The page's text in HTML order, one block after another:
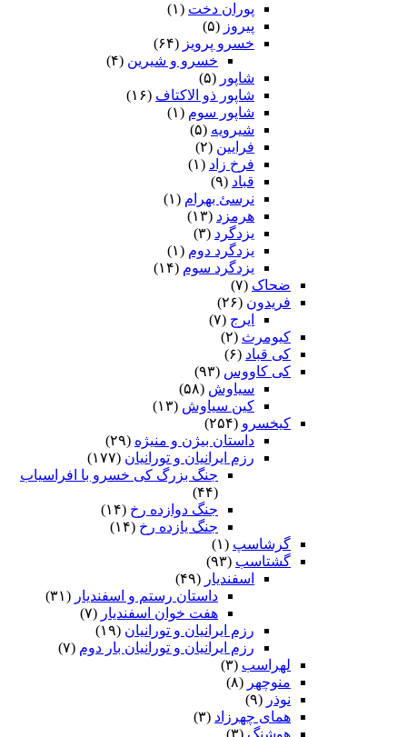
پوران دخت (۱)
پیروز (۵)
خسرو پرویز (۶۴)
خسرو و شیرین (۴)
شاپور (۵)
شاپور ذو الاکتاف (۱۶)
شاپور سوم‏ (۱)
شیرویه (۵)
فرایین (۲)
فرخ زاد (۱)
قباد (۹)
نرسئ بهرام‏ (۱)
هرمزد (۱۳)
یزدگرد (۳)
یزدگرد دوم (۱)
یزدگرد سوم (۱۴)
ضحاک (۷)
فریدون (۲۶)
ایرج (۷)
کیومرث (۲)
کی قباد (۶)
کی کاووس (۹۳)
سیاوش (۵۸)
کین سیاوش (۱۳)
کیخسرو (۲۵۴)
داستان بیژن و منیژه (۲۹)
رزم ایرانیان و تورانیان (۱۷۷)
جنگ بزرگ کی خسرو با افراسیاب
(۴۴)
جنگ دوازده رخ (۱۴)
جنگ یازده رخ (۱۴)
گرشاسپ (۱)
گشتاسب (۹۳)
اسفندیار (۴۹)
داستان رستم و اسفندیار (۳۱)
هفت خوان اسفندیار (۷)
رزم ایرانیان و تورانیان (۱۹)
رزم ایرانیان و تورانیان بار دوم (۷)
لهراسب (۳)
منوچهر (۸)
نوذر (۹)
هماى چهرزاد (۳)
هوشنگ (۳)